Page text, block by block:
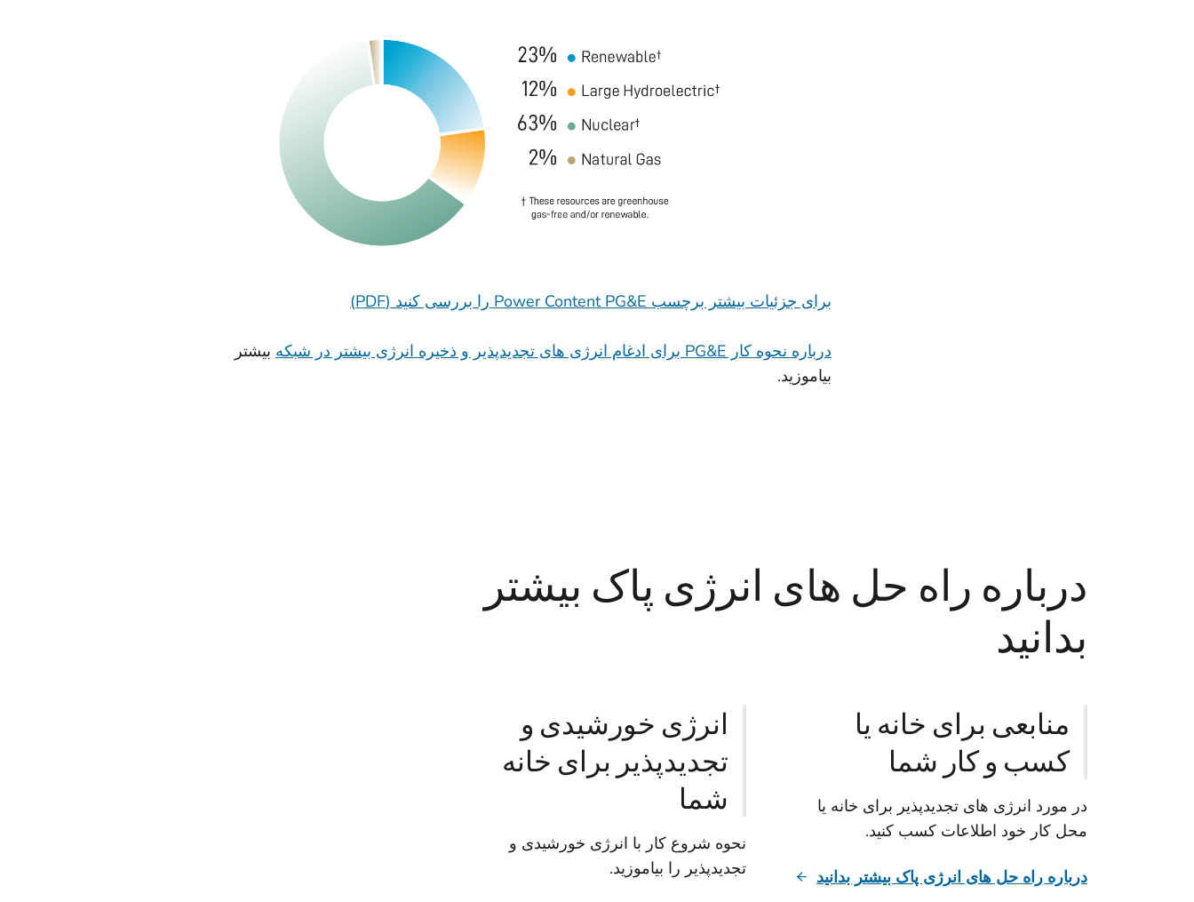
برای جزئیات بیشتر برچسب Power Content PG&E را بررسی کنید (PDF)
درباره نحوه کار PG&E برای ادغام انرژی های تجدیدپذیر و ذخیره انرژی بیشتر در شبکه
بیشتر
بیاموزید.
درباره راه حل های انرژی پاک بیشتر
بدانید
منابعی برای خانه یا
کسب و کار شما
در مورد انرژی های تجدیدپذیر برای خانه یا
محل کار خود اطلاعات کسب کنید.
درباره راه حل های انرژی پاک بیشتر بدانید
انرژی خورشیدی و
تجدیدپذیر برای خانه
شما
نحوه شروع کار با انرژی خورشیدی و
تجدیدپذیر را بیاموزید.